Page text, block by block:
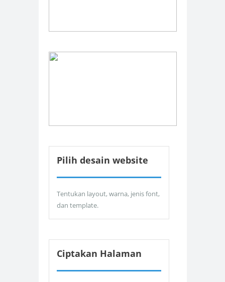
Pilih desain website
Tentukan layout, warna, jenis font,
dan template.
Ciptakan Halaman